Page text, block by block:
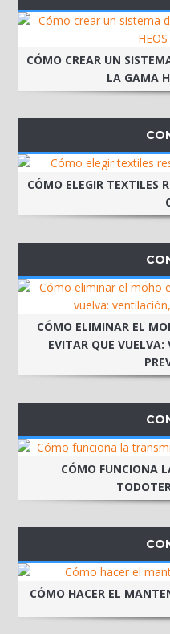
CÓMO CREAR UN
LA GAMA
CÓMO ELEGIR TEXTILES
CÓMO ELIMINAR EL
EVITAR QUE
CÓMO FUNCIONA
CÓMO HACER EL